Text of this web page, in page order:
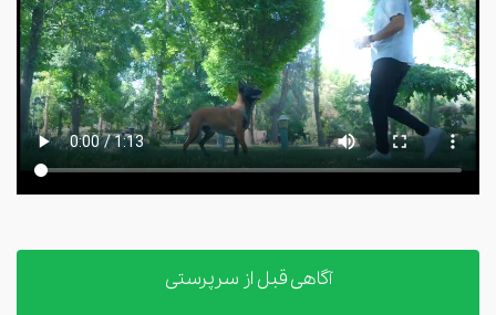
آگاهی قبل از سرپرستی